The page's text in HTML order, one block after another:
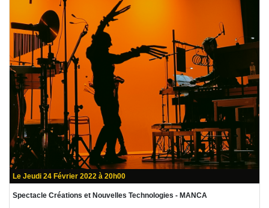
Le Jeudi 24 Février 2022 à 20h00
Spectacle Créations et Nouvelles Technologies - MANCA